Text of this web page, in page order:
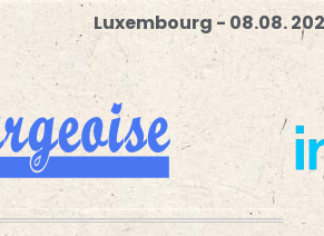
Luxembourg - 08.08.